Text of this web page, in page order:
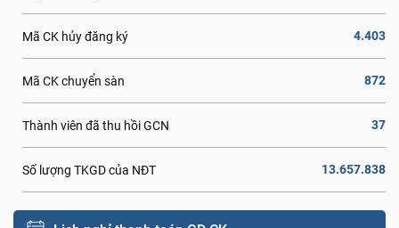
Mã CK hủy đăng ký 4.403
Mã CK chuyển sàn 872
Thành viên đã thu hồi GCN 37
Số lượng TKGD của NĐT 13.657.838